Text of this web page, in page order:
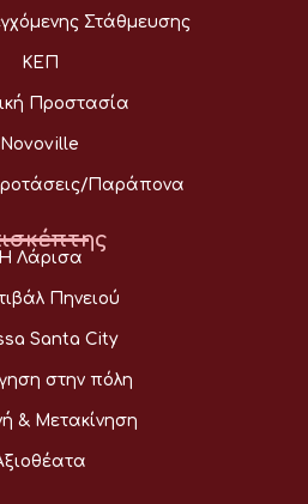
Στάθμευσης
ΚΕΠ
Προστασία
Novoville
Παράπονα
Η Λάρισα
Πηνειού
Santa City
στην πόλη
& Μετακίνηση